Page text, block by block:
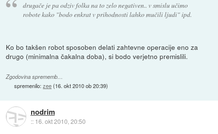
drugače je pa odziv folka na to zelo negativen.. v smislu učimo
robote kako "bodo enkrat v prihodnosti lahko mučili ljudi" ipd.
Ko bo takšen robot sposoben delati zahtevne operacije eno za
drugo (minimalna čakalna doba), si bodo verjetno premislili.
Zgodovina sprememb…
spremenilo:zee(16. okt 2010 ob 20:39)
nodrim
:: 16. okt 2010, 20:50